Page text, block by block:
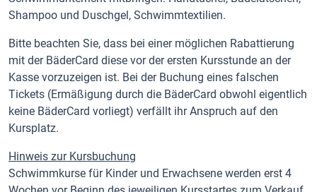
Shampoo und Duschgel, Schwimmtextilien.
Bitte beachten Sie, dass bei einer möglichen Rabattierung
mit der BäderCard diese vor der ersten Kursstunde an der
Kasse vorzuzeigen ist. Bei der Buchung eines falschen
Tickets (Ermäßigung durch die BäderCard obwohl eigentlich
keine BäderCard vorliegt) verfällt ihr Anspruch auf den
Kursplatz.
Hinweis zur Kursbuchung
Schwimmkurse für Kinder und Erwachsene werden erst 4